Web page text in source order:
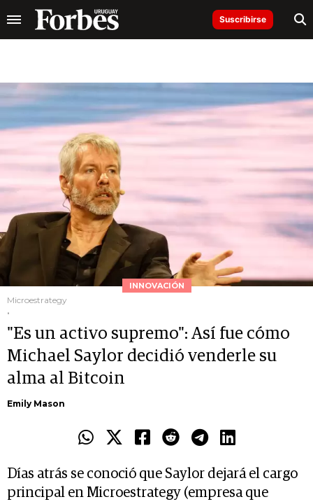
Suscribirse
INNOVACIÓN
Microestrategy
.
"Es un activo supremo": Así fue cómo
Michael Saylor decidió venderle su
alma al Bitcoin
Emily Mason
Días atrás se conoció que Saylor dejará el cargo
principal en Microestrategy (empresa que